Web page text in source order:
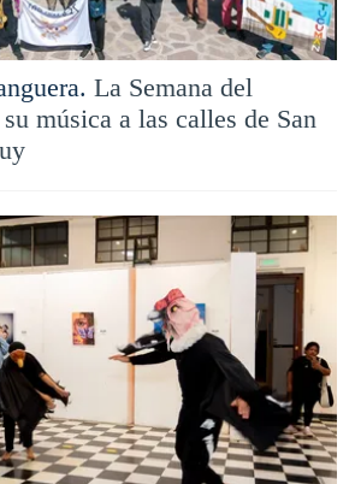
La Semana del
música a las calles de San